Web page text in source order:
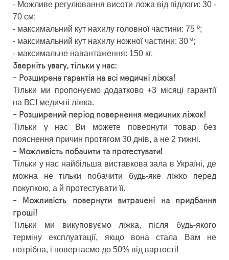
- Можливе регулювання висоти ложа від підлоги: 30 -
70 см;
- максимальний кут нахилу головної частини: 75 º;
- максимальний кут нахилу ножної частини: 30 º;
- максимальне навантаження: 150 кг.
Зверніть увагу, тільки у нас:
- Розширена гарантія на всі медичні ліжка!
Тільки ми пропонуємо додатково +3 місяці гарантії
на ВСІ медичні ліжка.
- Розширений період повернення медичних ліжок!
Тільки у нас Ви можете повернути товар без
пояснення причин протягом 30 днів, а не 2 тижні.
- Можливість побачити та протестувати!
Тільки у нас найбільша виставкова зала в Україні, де
можна не тільки побачити будь-яке ліжко перед
покупкою, а й протестувати її.
- Можливість повернути витрачені на придбання
гроші!
Тільки ми викуповуємо ліжка, після будь-якого
терміну експлуатації, якщо вона стала Вам не
потрібна, і повертаємо до 50% від вартості!